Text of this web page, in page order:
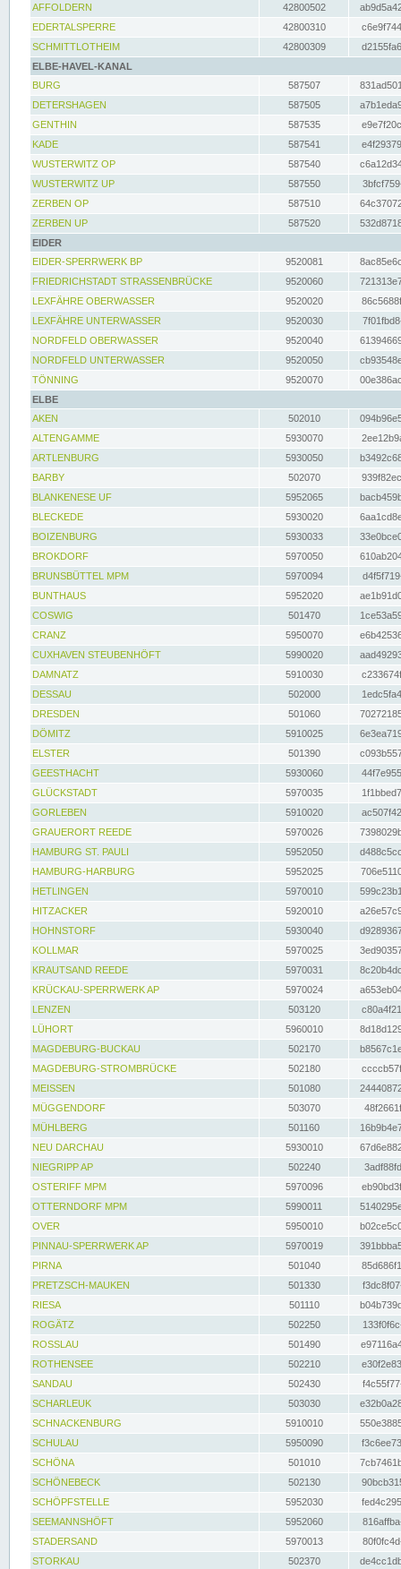
AFFOLDERN
42800502
EDERTALSPERRE
42800310
SCHMITTLOTHEIM
42800309
ELBE-HAVEL-KANAL
BURG
587507
DETERSHAGEN
587505
GENTHIN
587535
KADE
587541
WUSTERWITZ OP
587540
WUSTERWITZ UP
587550
ZERBEN OP
587510
ZERBEN UP
587520
EIDER
EIDER-SPERRWERK BP
9520081
FRIEDRICHSTADT STRASSENBRÜCKE
9520060
LEXFÄHRE OBERWASSER
9520020
LEXFÄHRE UNTERWASSER
9520030
NORDFELD OBERWASSER
9520040
NORDFELD UNTERWASSER
9520050
TÖNNING
9520070
ELBE
AKEN
502010
ALTENGAMME
5930070
ARTLENBURG
5930050
BARBY
502070
BLANKENESE UF
5952065
BLECKEDE
5930020
BOIZENBURG
5930033
BROKDORF
5970050
BRUNSBÜTTEL MPM
5970094
BUNTHAUS
5952020
COSWIG
501470
CRANZ
5950070
CUXHAVEN STEUBENHÖFT
5990020
DAMNATZ
5910030
DESSAU
502000
DRESDEN
501060
DÖMITZ
5910025
ELSTER
501390
GEESTHACHT
5930060
GLÜCKSTADT
5970035
GORLEBEN
5910020
GRAUERORT REEDE
5970026
HAMBURG ST. PAULI
5952050
HAMBURG-HARBURG
5952025
HETLINGEN
5970010
HITZACKER
5920010
HOHNSTORF
5930040
KOLLMAR
5970025
KRAUTSAND REEDE
5970031
KRÜCKAU-SPERRWERK AP
5970024
LENZEN
503120
LÜHORT
5960010
MAGDEBURG-BUCKAU
502170
MAGDEBURG-STROMBRÜCKE
502180
MEISSEN
501080
MÜGGENDORF
503070
MÜHLBERG
501160
NEU DARCHAU
5930010
NIEGRIPP AP
502240
OSTERIFF MPM
5970096
OTTERNDORF MPM
5990011
OVER
5950010
PINNAU-SPERRWERK AP
5970019
PIRNA
501040
PRETZSCH-MAUKEN
501330
RIESA
501110
ROGÄTZ
502250
ROSSLAU
501490
ROTHENSEE
502210
SANDAU
502430
SCHARLEUK
503030
SCHNACKENBURG
5910010
SCHULAU
5950090
SCHÖNA
501010
SCHÖNEBECK
502130
SCHÖPFSTELLE
5952030
SEEMANNSHÖFT
5952060
STADERSAND
5970013
STORKAU
502370